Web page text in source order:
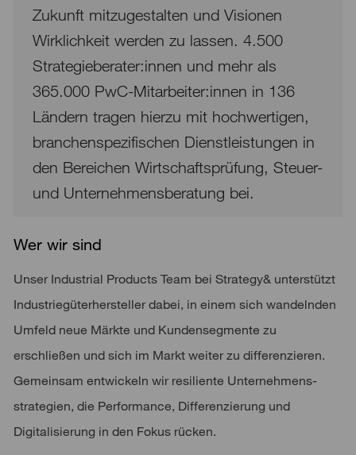
Zukunft mitzugestalten und Visionen
Wirklichkeit werden zu lassen. 4.500
Strategieberater:innen und mehr als
365.000 PwC-Mitarbeiter:innen in 136
Ländern tragen hierzu mit hochwertigen,
branchenspezifischen Dienstleistungen in
den Bereichen Wirtschaftsprüfung, Steuer-
und Unternehmensberatung bei.
Wer wir sind
Unser Industrial Products Team bei Strategy& unterstützt
Industriegüterhersteller dabei, in einem sich wandelnden
Umfeld neue Märkte und Kundensegmente zu
erschließen und sich im Markt weiter zu differenzieren.
Gemeinsam entwickeln wir resiliente Unternehmens-
strategien, die Performance, Differenzierung und
Digitalisierung in den Fokus rücken.